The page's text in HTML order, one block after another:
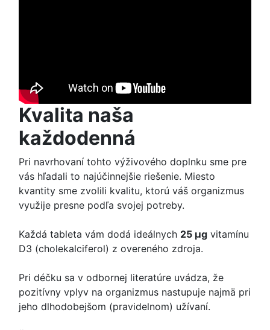
Kvalita naša
každodenná
Pri navrhovaní tohto výživového doplnku sme pre
vás hľadali to najúčinnejšie riešenie. Miesto
kvantity sme zvolili kvalitu, ktorú váš organizmus
využije presne podľa svojej potreby.
Každá tableta vám dodá ideálnych 25 μg vitamínu
D3 (cholekalciferol) z overeného zdroja.
Pri déčku sa v odbornej literatúre uvádza, že
pozitívny vplyv na organizmus nastupuje najmä pri
jeho dlhodobejšom (pravidelnom) užívaní.